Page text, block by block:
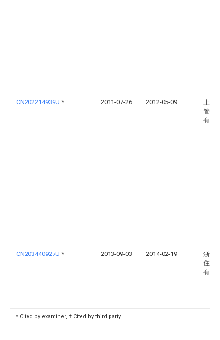
CN202214939U * 2011-07-26 2012-05-09
上海
管桩
有限
CN203440927U * 2013-09-03 2014-02-19
浙江
住宅
有限
* Cited by examiner, † Cited by third party